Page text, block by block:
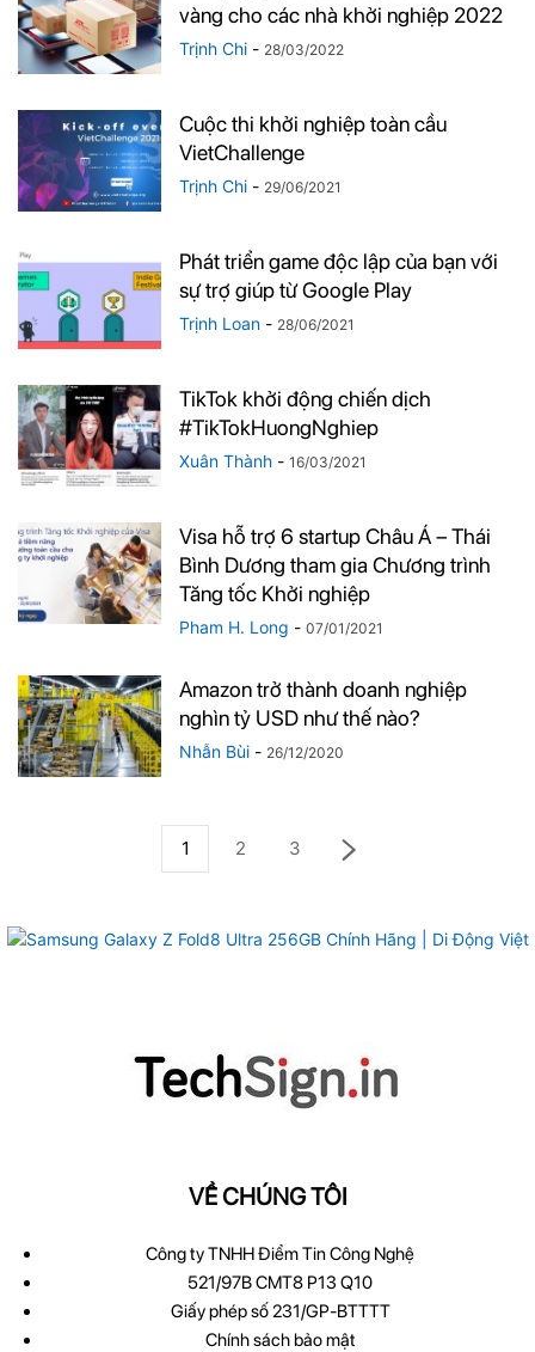
vàng cho các nhà khởi nghiệp 2022
Trịnh Chi - 28/03/2022
Cuộc thi khởi nghiệp toàn cầu
VietChallenge
Trịnh Chi - 29/06/2021
Phát triển game độc lập của bạn với
sự trợ giúp từ Google Play
Trịnh Loan - 28/06/2021
TikTok khởi động chiến dịch
#TikTokHuongNghiep
Xuân Thành - 16/03/2021
Visa hỗ trợ 6 startup Châu Á – Thái
Bình Dương tham gia Chương trình
Tăng tốc Khởi nghiệp
Pham H. Long - 07/01/2021
Amazon trở thành doanh nghiệp
nghìn tỷ USD như thế nào?
Nhẫn Bùi - 26/12/2020
1 2 3
VỀ CHÚNG TÔI
Công ty TNHH Điểm Tin Công Nghệ
521/97B CMT8 P13 Q10
Giấy phép số 231/GP-BTTTT
Chính sách bảo mật